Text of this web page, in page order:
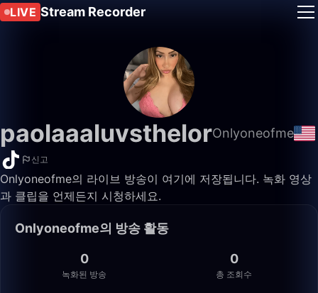
LIVE Stream Recorder
paolaaaluvsthelorOnlyoneofme
신고
Onlyoneofme의 라이브 방송이 여기에 저장됩니다. 녹화 영상
과 클립을 언제든지 시청하세요.
Onlyoneofme의 방송 활동
0
녹화된 방송
0
총 조회수